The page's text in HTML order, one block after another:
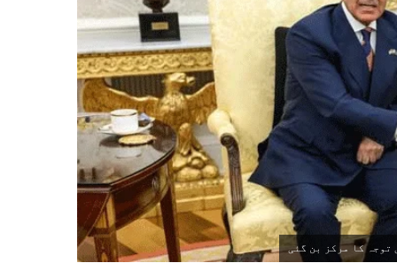
توجہ کا مرکز بن گئی